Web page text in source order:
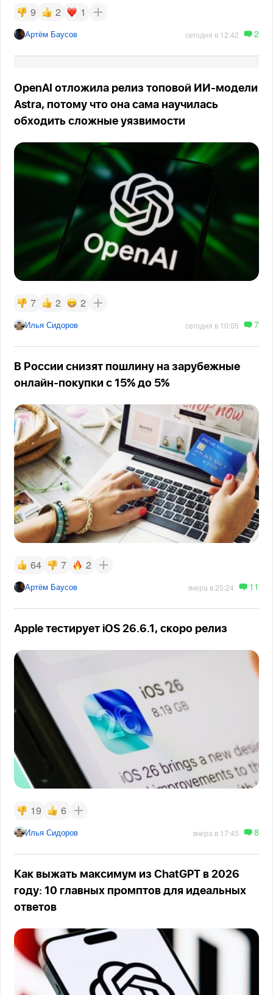
9 2 1
Артём Баусов сегодня в 12:42 2
OpenAI отложила релиз топовой ИИ-модели
Astra, потому что она сама научилась
обходить сложные уязвимости
7 2 2
Илья Сидоров сегодня в 10:05 7
В России снизят пошлину на зарубежные
онлайн-покупки с 15% до 5%
64 7 2
Артём Баусов вчера в 20:24 11
Apple тестирует iOS 26.6.1, скоро релиз
19 6
Илья Сидоров вчера в 17:45 8
Как выжать максимум из ChatGPT в 2026
году: 10 главных промптов для идеальных
ответов